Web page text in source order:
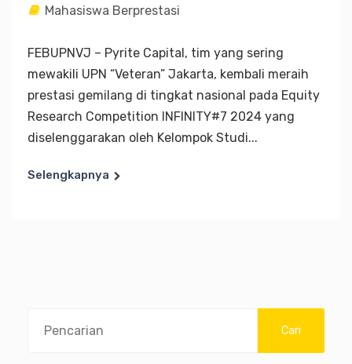
Mahasiswa Berprestasi
FEBUPNVJ – Pyrite Capital, tim yang sering
mewakili UPN “Veteran” Jakarta, kembali meraih
prestasi gemilang di tingkat nasional pada Equity
Research Competition INFINITY#7 2024 yang
diselenggarakan oleh Kelompok Studi...
Selengkapnya
Cari